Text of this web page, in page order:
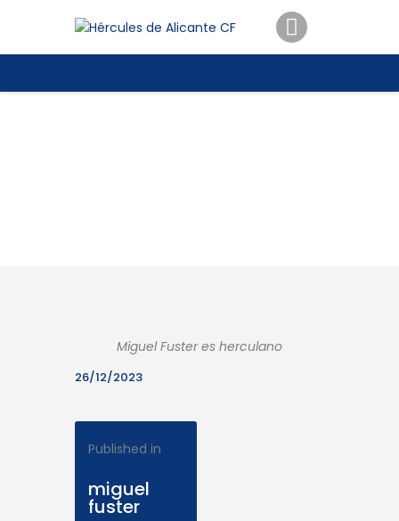
ENTRADAS
TIENDA
Miguel Fuster es herculano
26/12/2023
Published in
miguel
fuster